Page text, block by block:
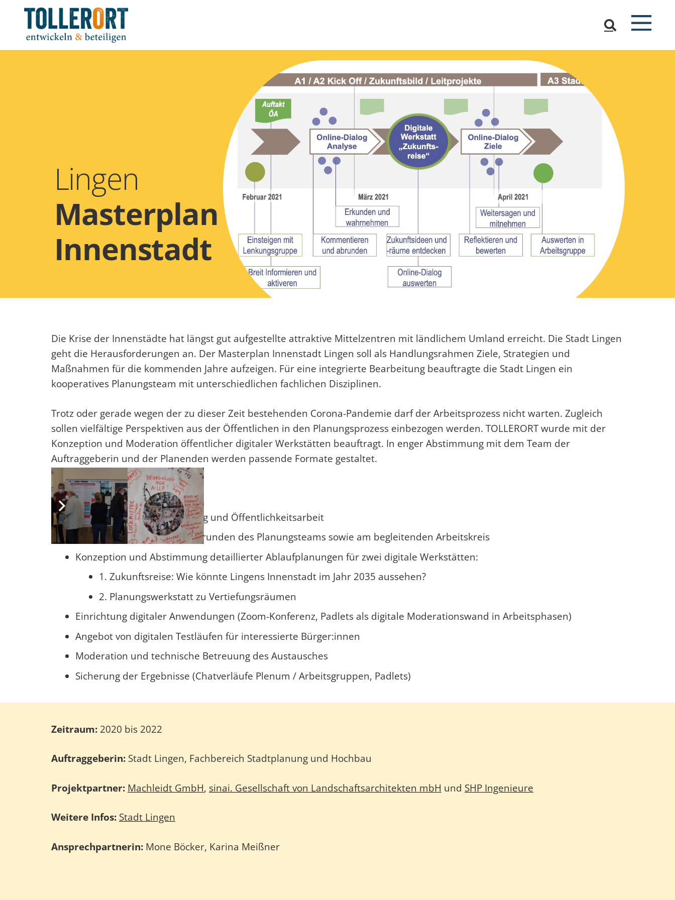
Lingen
Masterplan
Innenstadt
Die Krise der Innenstädte hat längst gut aufgestellte attraktive Mittelzentren mit ländlichem Umland erreicht. Die Stadt Lingen
geht die Herausforderungen an. Der Masterplan Innenstadt Lingen soll als Handlungsrahmen Ziele, Strategien und
Maßnahmen für die kommenden Jahre aufzeigen. Für eine integrierte Bearbeitung beauftragte die Stadt Lingen ein
kooperatives Planungsteam mit unterschiedlichen fachlichen Disziplinen.
Trotz oder gerade wegen der zu dieser Zeit bestehenden Corona-Pandemie darf der Arbeitsprozess nicht warten. Zugleich
sollen vielfältige Perspektiven aus der Öffentlichen in den Planungsprozess einbezogen werden. TOLLERORT wurde mit der
Konzeption und Moderation öffentlicher digitaler Werkstätten beauftragt. In enger Abstimmung mit dem Team der
Auftraggeberin und der Planenden werden passende Formate gestaltet.
Unsere Leistungen:
Beratung zur Prozessplanung und Öffentlichkeitsarbeit
Teilnahme an Abstimmungsrunden des Planungsteams sowie am begleitenden Arbeitskreis
Konzeption und Abstimmung detaillierter Ablaufplanungen für zwei digitale Werkstätten:
1. Zukunftsreise: Wie könnte Lingens Innenstadt im Jahr 2035 aussehen?
2. Planungswerkstatt zu Vertiefungsräumen
Einrichtung digitaler Anwendungen (Zoom-Konferenz, Padlets als digitale Moderationswand in Arbeitsphasen)
Angebot von digitalen Testläufen für interessierte Bürger:innen
Moderation und technische Betreuung des Austausches
Sicherung der Ergebnisse (Chatverläufe Plenum / Arbeitsgruppen, Padlets)
Zeitraum: 2020 bis 2022
Auftraggeberin: Stadt Lingen, Fachbereich Stadtplanung und Hochbau
Projektpartner: Machleidt GmbH, sinai. Gesellschaft von Landschaftsarchitekten mbH und SHP Ingenieure
Weitere Infos: Stadt Lingen
Ansprechpartnerin: Mone Böcker, Karina Meißner